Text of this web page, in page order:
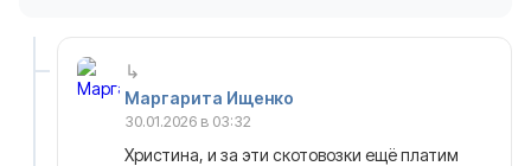
Маргарита Ищенко
30.01.2026 в 03:32
Христина, и за эти скотовозки ещё платим